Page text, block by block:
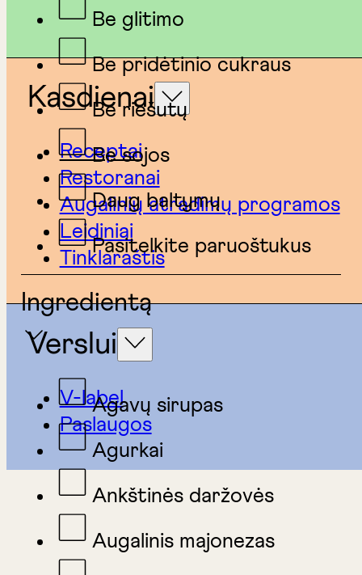
Kasdienai
Receptai
Restoranai
Augalinių atradimų programos
Leidiniai
Tinklaraštis
Verslui
V-label
Paslaugos
Be glitimo
Be pridėtinio cukraus
Be riešutų
Be sojos
Daug baltymų
Pasitelkite paruoštukus
Ingredientą
Agavų sirupas
Agurkai
Ankštinės daržovės
Augalinis majonezas